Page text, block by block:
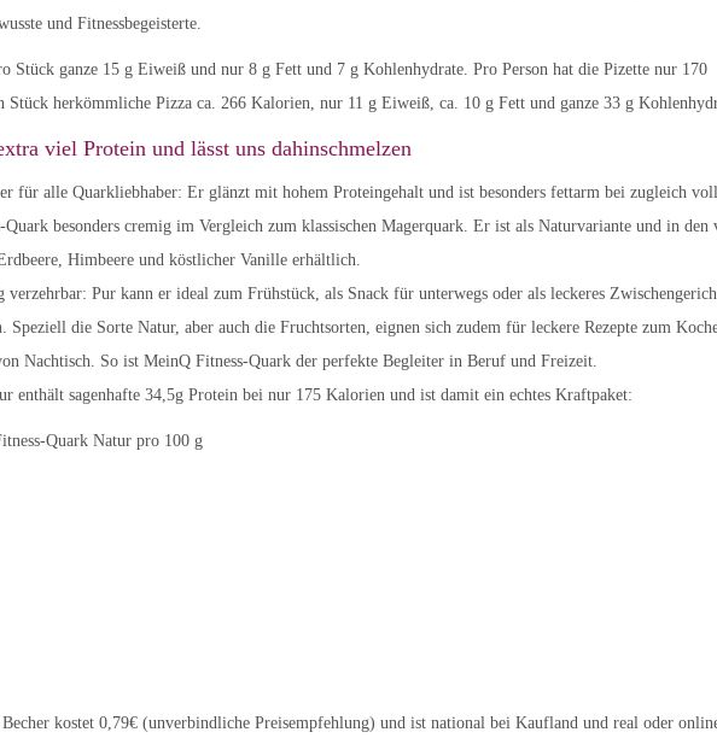
und Fitnessbegeisterte.
Stück ganze 15 g Eiweiß und nur 8 g Fett und 7 g Kohlenhydrate. Pro Person hat die Pizette nur 170
herkömmliche Pizza ca. 266 Kalorien, nur 11 g Eiweiß, ca. 10 g Fett und ganze 33 g
viel Protein und lässt uns dahinschmelzen
für alle Quarkliebhaber: Er glänzt mit hohem Proteingehalt und ist besonders fettarm bei zugleich
besonders cremig im Vergleich zum klassischen Magerquark. Er ist als Naturvariante und in den
Himbeere und köstlicher Vanille erhältlich.
Pur kann er ideal zum Frühstück, als Snack für unterwegs oder als leckeres
Speziell die Sorte Natur, aber auch die Fruchtsorten, eignen sich zudem für leckere Rezepte zum
Nachtisch. So ist MeinQ Fitness-Quark der perfekte Begleiter in Beruf und Freizeit.
enthält sagenhafte 34,5g Protein bei nur 175 Kalorien und ist damit ein echtes Kraftpaket:
Quark Natur pro 100 g
kostet 0,79€ (unverbindliche Preisempfehlung) und ist national bei Kaufland und real oder